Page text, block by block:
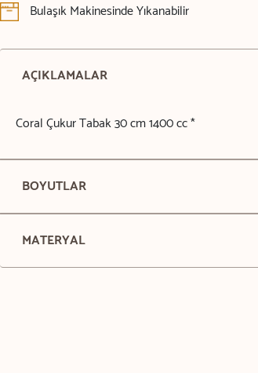
Bulaşık Makinesinde Yıkanabilir
AÇIKLAMALAR
Coral Çukur Tabak 30 cm 1400 cc *
BOYUTLAR
MATERYAL